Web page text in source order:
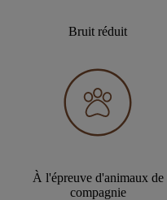
Bruit réduit
À l'épreuve d'animaux de
compagnie